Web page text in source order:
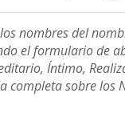
nombres del
el formulario de
Íntimo,
sobre los